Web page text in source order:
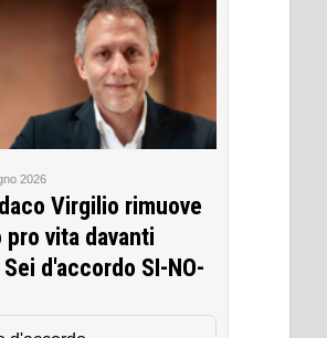
2026
Virgilio rimuove
vita davanti
d'accordo SI-NO-